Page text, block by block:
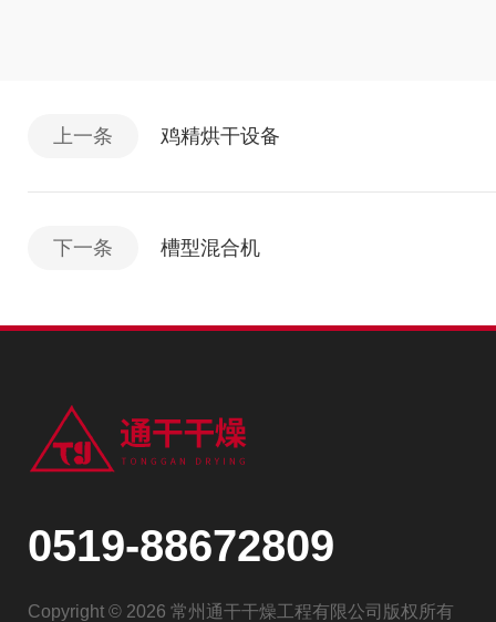
上一条 鸡精烘干设备
下一条 槽型混合机
0519-88672809
Copyright © 2026 常州通干干燥工程有限公司版权所有